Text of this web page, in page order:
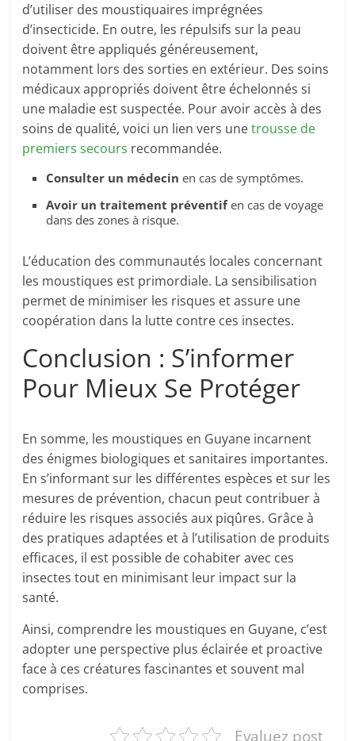
d’utiliser des moustiquaires imprégnées
d’insecticide. En outre, les répulsifs sur la peau
doivent être appliqués généreusement,
notamment lors des sorties en extérieur. Des soins
médicaux appropriés doivent être échelonnés si
une maladie est suspectée. Pour avoir accès à des
soins de qualité, voici un lien vers unetrousse de
premiers secours recommandée.
Consulter un médecin en cas de symptômes.
Avoir un traitement préventifen cas de voyage
dans des zones à risque.
L’éducation des communautés locales concernant
les moustiques est primordiale. La sensibilisation
permet de minimiser les risques et assure une
coopération dans la lutte contre ces insectes.
Conclusion : S’informer
Pour Mieux Se Protéger
En somme, les moustiques en Guyane incarnent
des énigmes biologiques et sanitaires importantes.
En s’informant sur les différentes espèces et sur les
mesures de prévention, chacun peut contribuer à
réduire les risques associés aux piqûres. Grâce à
des pratiques adaptées et à l’utilisation de produits
efficaces, il est possible de cohabiter avec ces
insectes tout en minimisant leur impact sur la
santé.
Ainsi, comprendre les moustiques en Guyane, c’est
adopter une perspective plus éclairée et proactive
face à ces créatures fascinantes et souvent mal
comprises.
Evaluez post